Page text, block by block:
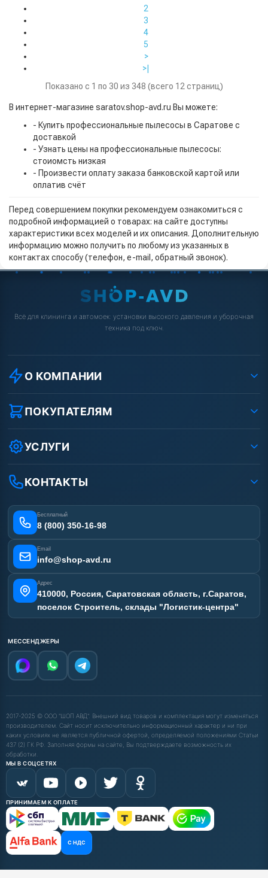
2
3
4
5
>
>|
Показано с 1 по 30 из 348 (всего 12 страниц)
В интернет-магазине saratov.shop-avd.ru Вы можете:
- Купить профессиональные пылесосы в Саратове с
доставкой
- Узнать цены на профессиональные пылесосы:
стоиомсть низкая
- Произвести оплату заказа банковской картой или
оплатив счёт
Перед совершением покупки рекомендуем ознакомиться с
подробной информацией о товарах: на сайте доступны
характеристики всех моделей и их описания. Дополнительную
информацию можно получить по любому из указанных в
контактах способу (телефон, e-mail, обратный звонок).
Всё для клининга и автомоек: установки высокого давления и уборочная
техника под ключ.
О КОМПАНИИ
О компании
Реквизиты ООО «Шоп АВД»
Условия соглашения
Вакансии
Статьи
ПОКУПАТЕЛЯМ
Как заказать?
Оплата
Лизинг
Получить скидку
УСЛУГИ
Ремонт АВД
Сертификаты
Отзывы наших клиентов
Карта сайта
КОНТАКТЫ
Бесплатный
8 (800) 350-16-98
Email
info@shop-avd.ru
Адрес
410000, Россия, Саратовская область, г.Саратов,
поселок Строитель, склады "Логистик-центра"
МЕССЕНДЖЕРЫ
2017-2025 © ООО "ШОП АВД". Внешний вид товаров и комплектация могут изменяться
производителем. Сайт носит исключительно информационный характер и ни при
каких условиях не является публичной офертой, определяемой положениями Статьи
437 (2) ГК РФ. Заполняя формы на сайте, Вы подтверждаете возможность их
обработки.
МЫ В СОЦСЕТЯХ
ПРИНИМАЕМ К ОПЛАТЕ
С НДС